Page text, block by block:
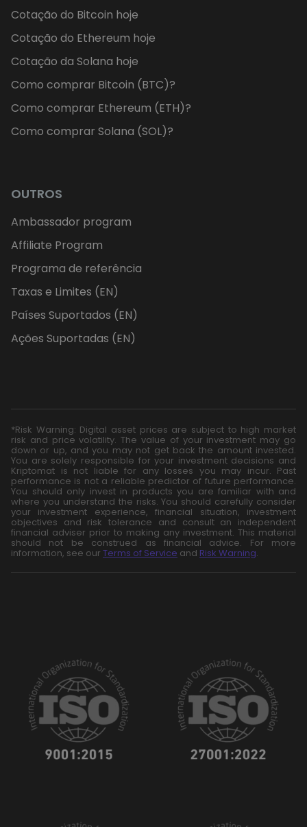
Cotação do Bitcoin hoje
Cotação do Ethereum hoje
Cotação da Solana hoje
Como comprar Bitcoin (BTC)?
Como comprar Ethereum (ETH)?
Como comprar Solana (SOL)?
OUTROS
Ambassador program
Affiliate Program
Programa de referência
Taxas e Limites (EN)
Países Suportados (EN)
Ações Suportadas (EN)
*Risk Warning: Digital asset prices are subject to high market
risk and price volatility. The value of your investment may go
down or up, and you may not get back the amount invested.
You are solely responsible for your investment decisions and
Kriptomat is not liable for any losses you may incur. Past
performance is not a reliable predictor of future performance.
You should only invest in products you are familiar with and
where you understand the risks. You should carefully consider
your investment experience, financial situation, investment
objectives and risk tolerance and consult an independent
financial adviser prior to making any investment. This material
should not be construed as financial advice. For more
information, see our Terms of Service and Risk Warning.